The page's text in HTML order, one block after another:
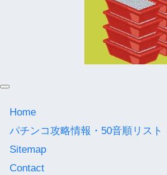
Home
パチンコ攻略情報・50音順リスト
Sitemap
Contact